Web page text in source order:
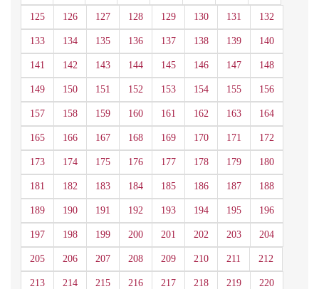
125 126 127 128 129 130 131 132
133 134 135 136 137 138 139 140
141 142 143 144 145 146 147 148
149 150 151 152 153 154 155 156
157 158 159 160 161 162 163 164
165 166 167 168 169 170 171 172
173 174 175 176 177 178 179 180
181 182 183 184 185 186 187 188
189 190 191 192 193 194 195 196
197 198 199 200 201 202 203 204
205 206 207 208 209 210 211 212
213 214 215 216 217 218 219 220